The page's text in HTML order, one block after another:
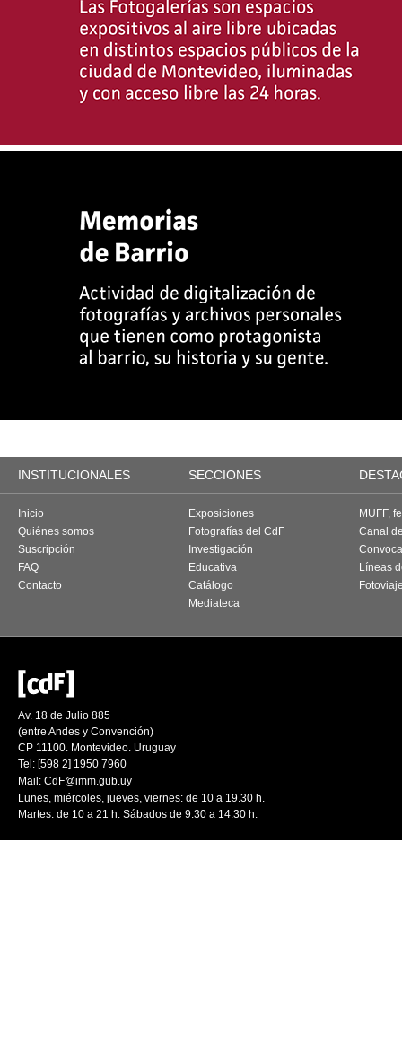
INSTITUCIONALES SECCIONES
Inicio
Quiénes somos
Suscripción
FAQ
Contacto
Exposiciones
Fotografías del CdF
Investigación
Educativa
Catálogo
Mediateca
MUFF,
Canal
Líneas
Av. 18 de Julio 885
(entre Andes y Convención)
CP 11100. Montevideo. Uruguay
Tel: [598 2] 1950 7960
Mail: CdF@imm.gub.uy
Lunes, miércoles, jueves, viernes: de 10 a 19.30 h.
Martes: de 10 a 21 h. Sábados de 9.30 a 14.30 h.